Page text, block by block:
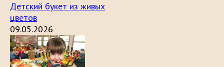
Детский букет из живых
цветов
09.05.2026